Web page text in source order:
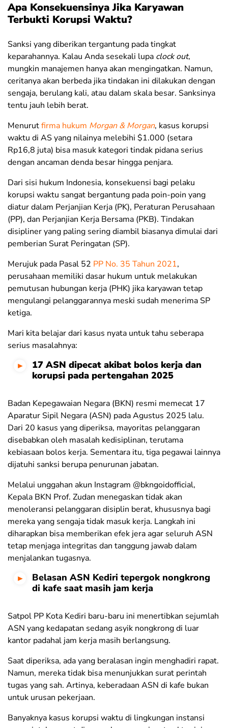
Apa Konsekuensinya Jika Karyawan
Terbukti Korupsi Waktu?
Sanksi yang diberikan tergantung pada tingkat
keparahannya. Kalau Anda sesekali lupa clock out,
mungkin manajemen hanya akan mengingatkan. Namun,
ceritanya akan berbeda jika tindakan ini dilakukan dengan
sengaja, berulang kali, atau dalam skala besar. Sanksinya
tentu jauh lebih berat.
Menurutfirma hukum Morgan & Morgan, kasus korupsi
waktu di AS yang nilainya melebihi $1.000 (setara
Rp16,8 juta) bisa masuk kategori tindak pidana serius
dengan ancaman denda besar hingga penjara.
Dari sisi hukum Indonesia, konsekuensi bagi pelaku
korupsi waktu sangat bergantung pada poin-poin yang
diatur dalam Perjanjian Kerja (PK), Peraturan Perusahaan
(PP), dan Perjanjian Kerja Bersama (PKB). Tindakan
disipliner yang paling sering diambil biasanya dimulai dari
pemberian Surat Peringatan (SP).
Merujuk pada Pasal 52 PP No. 35 Tahun 2021,
perusahaan memiliki dasar hukum untuk melakukan
pemutusan hubungan kerja (PHK) jika karyawan tetap
mengulangi pelanggarannya meski sudah menerima SP
ketiga.
Mari kita belajar dari kasus nyata untuk tahu seberapa
serius masalahnya:
17 ASN dipecat akibat bolos kerja dan
korupsi pada pertengahan 2025
Badan Kepegawaian Negara (BKN) resmi memecat 17
Aparatur Sipil Negara (ASN) pada Agustus 2025 lalu.
Dari 20 kasus yang diperiksa, mayoritas pelanggaran
disebabkan oleh masalah kedisiplinan, terutama
kebiasaan bolos kerja. Sementara itu, tiga pegawai lainnya
dijatuhi sanksi berupa penurunan jabatan.
Melalui unggahan akun Instagram @bkngoidofficial,
Kepala BKN Prof. Zudan menegaskan tidak akan
menoleransi pelanggaran disiplin berat, khususnya bagi
mereka yang sengaja tidak masuk kerja. Langkah ini
diharapkan bisa memberikan efek jera agar seluruh ASN
tetap menjaga integritas dan tanggung jawab dalam
menjalankan tugasnya.
Belasan ASN Kediri tepergok nongkrong
di kafe saat masih jam kerja
Satpol PP Kota Kediri baru-baru ini menertibkan sejumlah
ASN yang kedapatan sedang asyik nongkrong di luar
kantor padahal jam kerja masih berlangsung.
Saat diperiksa, ada yang beralasan ingin menghadiri rapat.
Namun, mereka tidak bisa menunjukkan surat perintah
tugas yang sah. Artinya, keberadaan ASN di kafe bukan
untuk urusan pekerjaan.
Banyaknya kasus korupsi waktu di lingkungan instansi